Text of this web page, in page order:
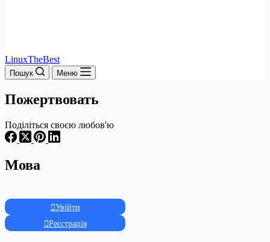
LinuxTheBest
Пошук Меню
Пожертвовать
Поділіться своєю любов'ю
Мова
Увійти
Реєстрація